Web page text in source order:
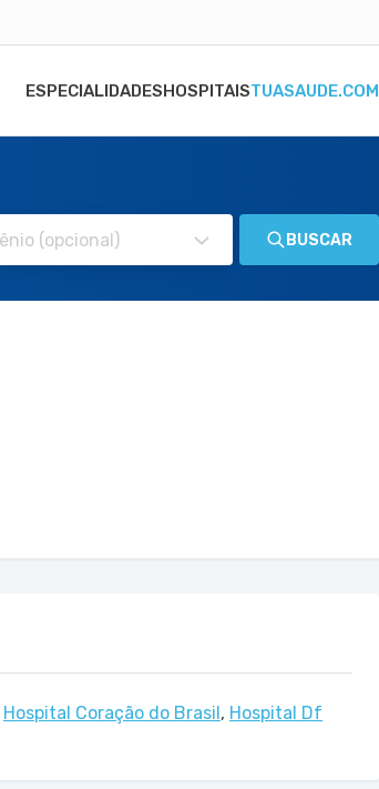
ESPECIALIDADESHOSPITAISTUASAUDE.COM
BUSCAR
Hospital Coração do Brasil, Hospital Df